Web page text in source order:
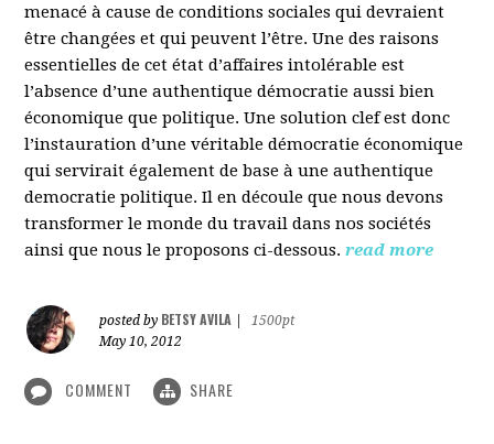
menacé à cause de conditions sociales qui devraient
être changées et qui peuvent l’être. Une des raisons
essentielles de cet état d’affaires intolérable est
l’absence d’une authentique démocratie aussi bien
économique que politique. Une solution clef est donc
l’instauration d’une véritable démocratie économique
qui servirait également de base à une authentique
democratie politique. Il en découle que nous devons
transformer le monde du travail dans nos sociétés
ainsi que nous le proposons ci-dessous. read more
posted by BETSY AVILA
1500pt
May 10, 2012
COMMENT SHARE